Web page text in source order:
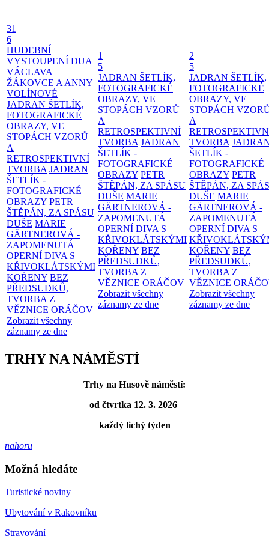
31
6
HUDEBNÍ
VYSTOUPENÍ DUA
VÁCLAVA
ŽÁKOVCE A ANNY
VOLÍNOVÉ
JADRAN ŠETLÍK,
FOTOGRAFICKÉ
OBRAZY, VE
STOPÁCH VZORŮ
A
RETROSPEKTIVNÍ
TVORBA JADRAN
ŠETLÍK -
FOTOGRAFICKÉ
OBRAZY PETR
ŠTĚPÁN, ZA SPÁSU
DUŠE MARIE
GÄRTNEROVÁ -
ZAPOMENUTÁ
OPERNÍ DIVA S
KŘIVOKLÁTSKÝMI
KOŘENY BEZ
PŘEDSUDKŮ,
TVORBA Z
VĚZNICE ORÁČOV
Zobrazit všechny
záznamy ze dne
1
5
JADRAN ŠETLÍK,
FOTOGRAFICKÉ
OBRAZY, VE
STOPÁCH VZORŮ
A
RETROSPEKTIVNÍ
TVORBA JADRAN
ŠETLÍK -
FOTOGRAFICKÉ
OBRAZY PETR
ŠTĚPÁN, ZA SPÁSU
DUŠE MARIE
GÄRTNEROVÁ -
ZAPOMENUTÁ
OPERNÍ DIVA S
KŘIVOKLÁTSKÝMI
KOŘENY BEZ
PŘEDSUDKŮ,
TVORBA Z
VĚZNICE ORÁČOV
Zobrazit všechny
záznamy ze dne
2
5
JADRAN ŠETLÍK,
FOTOGRAFICKÉ
OBRAZY, VE
STOPÁCH
A
TVORBA
ŠETLÍK -
FOTOGRAFICKÉ
OBRAZY PETR
ŠTĚPÁN, ZA
DUŠE MARIE
GÄRTNEROVÁ -
ZAPOMENUTÁ
OPERNÍ DIVA S
KOŘENY BEZ
PŘEDSUDKŮ,
TVORBA Z
VĚZNICE
Zobrazit všechny
záznamy ze dne
TRHY NA NÁMĚSTÍ
Trhy na Husově náměstí:
od čtvrtka 12. 3. 2026
každý lichý týden
nahoru
Možná hledáte
Turistické noviny
Ubytování v Rakovníku
Stravování